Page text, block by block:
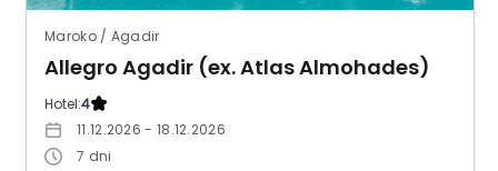
Maroko / Agadir
Allegro Agadir (ex. Atlas Almohades)
Hotel:4
11.12.2026 - 18.12.2026
7 dni